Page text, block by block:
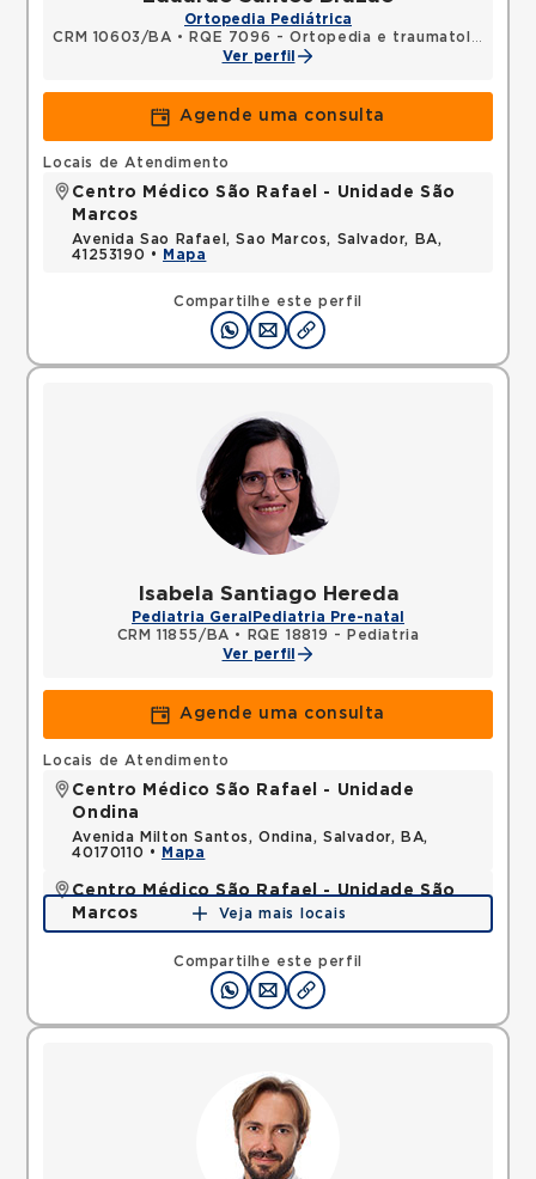
Ortopedia Pediátrica
CRM 10603/BA •
RQE 7096 - Ortopedia e traumatologia
Ver perfil
Agende uma consulta
Compartilhe este perfil
Locais de Atendimento
Centro Médico São Rafael - Unidade São
Marcos
Avenida Sao Rafael, Sao Marcos, Salvador, BA,
41253190 •
Mapa
Isabela Santiago Hereda
Pediatria Geral Pediatria Pre-natal
CRM 11855/BA •
RQE 18819 - Pediatria
Ver perfil
Agende uma consulta
Compartilhe este perfil
Locais de Atendimento
Centro Médico São Rafael - Unidade
Ondina
Avenida Milton Santos, Ondina, Salvador, BA,
40170110 •
Mapa
Centro Médico São Rafael - Unidade São
Marcos
Avenida Sao Rafael, Sao Marcos, Salvador, BA,
Mapa
Veja mais locais